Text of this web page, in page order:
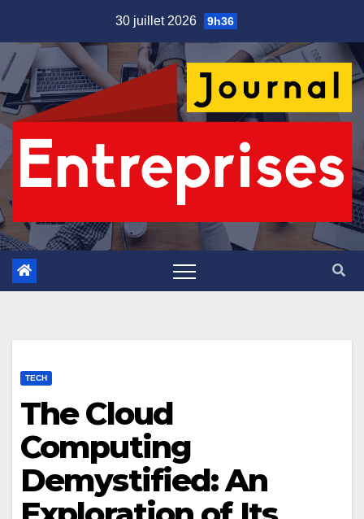
content
30 juillet 2026 9h36
TECH
The Cloud
Computing
Demystified: An